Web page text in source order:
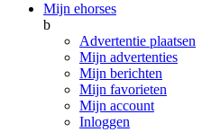
Mijn ehorses
b
Advertentie plaatsen
Mijn advertenties
Mijn berichten
Mijn favorieten
Mijn account
Inloggen